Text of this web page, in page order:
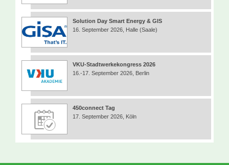
Solution Day Smart Energy & GIS
16. September 2026, Halle (Saale)
VKU-Stadtwerkekongress 2026
16.-17. September 2026, Berlin
450connect Tag
17. September 2026, Köln